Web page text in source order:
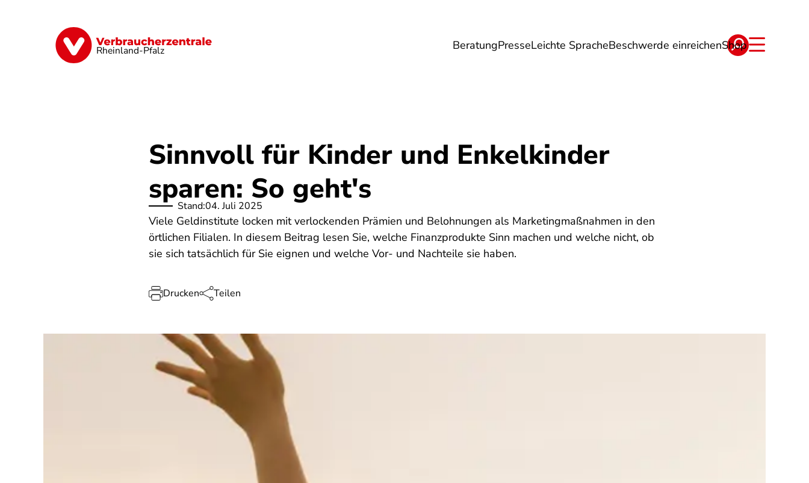
Rheinland-Pfalz BeratungPresseLeichte SpracheBeschwerde einreichenShop
Digitales Finanzen & Versicherung Gesundheit & Pflege Energie Reise Verträge
Sinnvoll für Kinder und Enkelkinder
sparen: So geht's
Stand:04. Juli 2025
Viele Geldinstitute locken mit verlockenden Prämien und Belohnungen als Marketingmaßnahmen in den
örtlichen Filialen. In diesem Beitrag lesen Sie, welche Finanzprodukte Sinn machen und welche nicht, ob
sie sich tatsächlich für Sie eignen und welche Vor- und Nachteile sie haben.
Drucken Teilen